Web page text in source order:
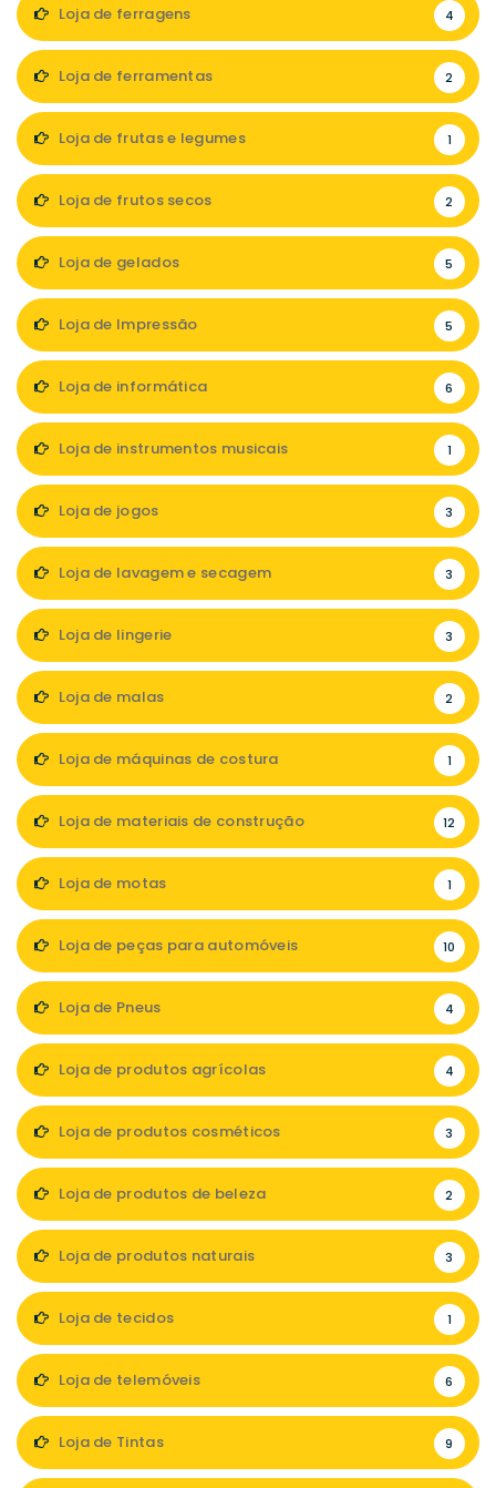
Loja de ferragens 4
Loja de ferramentas 2
Loja de frutas e legumes 1
Loja de frutos secos 2
Loja de gelados 5
Loja de Impressão 5
Loja de informática 6
Loja de instrumentos musicais 1
Loja de jogos 3
Loja de lavagem e secagem 3
Loja de lingerie 3
Loja de malas 2
Loja de máquinas de costura 1
Loja de materiais de construção 12
Loja de motas 1
Loja de peças para automóveis 10
Loja de Pneus 4
Loja de produtos agrícolas 4
Loja de produtos cosméticos 3
Loja de produtos de beleza 2
Loja de produtos naturais 3
Loja de tecidos 1
Loja de telemóveis 6
Loja de Tintas 9